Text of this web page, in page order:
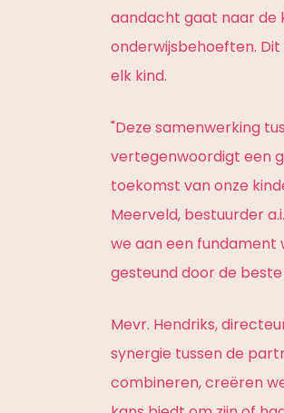
aandacht gaat naar de
onderwijsbehoeften.
elk kind.
"Deze samenwerking
vertegenwoordigt een
toekomst van onze
Meerveld, bestuurder
we aan een fundament
gesteund door de
Mevr. Hendriks,
synergie tussen de
combineren, creëren